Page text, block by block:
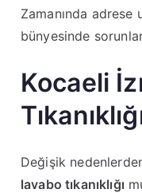
Zamanında adrese
bünyesinde
Kocaeli
Değişik
lavabo tıkanıklığı